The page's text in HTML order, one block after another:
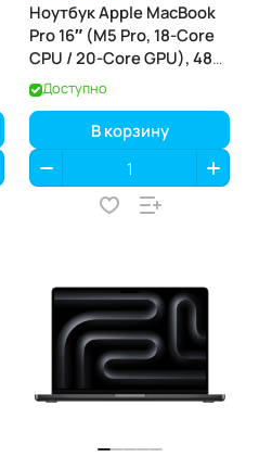
Ноутбук Apple MacBook
Pro 16″ (M5 Pro, 18-Core
CPU / 20-Core GPU), 48
ГБ / 1 ТБ, Space Black
(чёрный космос)
(MGEC4)
Доступно
В корзину